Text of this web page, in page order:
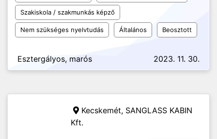
Szakiskola / szakmunkás képző
Nem szükséges nyelvtudás Általános Beosztott
Esztergályos, marós 2023. 11. 30.
Kecskemét, SANGLASS KABIN
Kft.